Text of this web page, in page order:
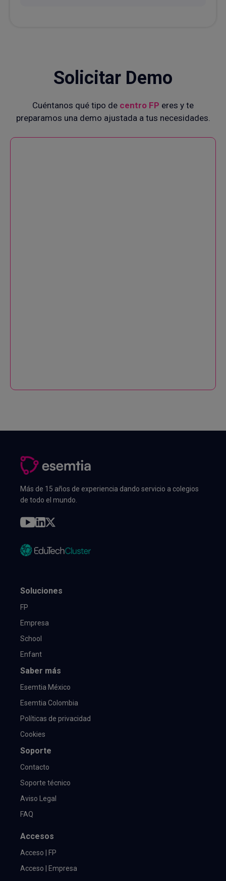
Solicitar Demo
Cuéntanos qué tipo de centro FP eres y te
preparamos una demo ajustada a tus necesidades.
Más de 15 años de experiencia dando servicio a colegios
de todo el mundo.
Soluciones
FP
Empresa
School
Enfant
Saber más
Esemtia México
Esemtia Colombia
Políticas de privacidad
Cookies
Soporte
Contacto
Soporte técnico
Aviso Legal
FAQ
Accesos
Acceso | FP
Acceso | Empresa